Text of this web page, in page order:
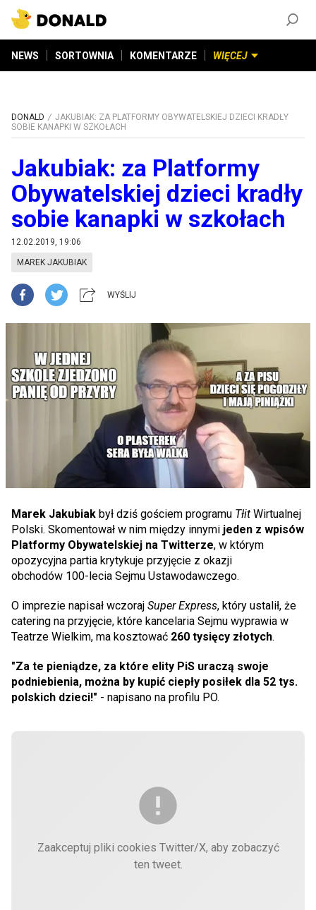
NEWS SORTOWNIA KOMENTARZE WIĘCEJ
DONALD
JAKUBIAK: ZA PLATFORMY OBYWATELSKIEJ DZIECI KRADŁY
SOBIE KANAPKI W SZKOŁACH
Jakubiak: za Platformy
Obywatelskiej dzieci kradły
sobie kanapki w szkołach
12.02.2019, 19:06
MAREK JAKUBIAK
WYŚLIJ
Marek Jakubiak był dziś gościem programu Tłit Wirtualnej
Polski. Skomentował w nim między innymi jeden z wpisów
Platformy Obywatelskiej na Twitterze, w którym
opozycyjna partia krytykuje przyjęcie z okazji
obchodów 100-lecia Sejmu Ustawodawczego.
O imprezie napisał wczoraj Super Express, który ustalił, że
catering na przyjęcie, które kancelaria Sejmu wyprawia w
Teatrze Wielkim, ma kosztować 260 tysięcy złotych.
"Za te pieniądze, za które elity PiS uraczą swoje
podniebienia, można by kupić ciepły posiłek dla 52 tys.
polskich dzieci!" - napisano na profilu PO.
Zaakceptuj pliki cookies Twitter/X, aby zobaczyć
ten tweet.